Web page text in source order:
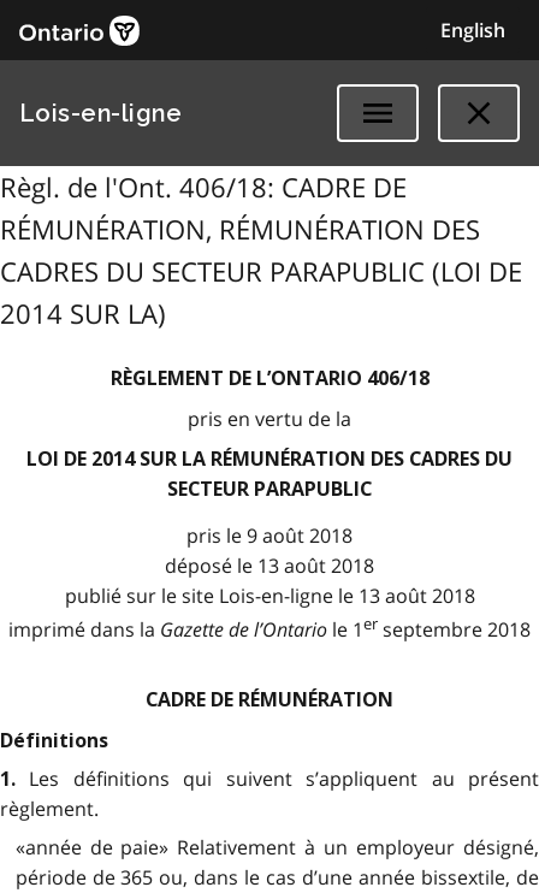
English
Lois-en-ligne
Règl. de l'Ont. 406/18: CADRE DE
RÉMUNÉRATION, RÉMUNÉRATION DES
CADRES DU SECTEUR PARAPUBLIC (LOI DE
2014 SUR LA)
RÈGLEMENT DE L’ONTARIO 406/18
pris en vertu de la
LOI DE 2014 SUR LA RÉMUNÉRATION DES CADRES DU
SECTEUR PARAPUBLIC
pris le 9 août 2018
déposé le 13 août 2018
publié sur le site Lois-en-ligne le 13 août 2018
imprimé dans la Gazette de l’Ontario le 1er septembre 2018
CADRE DE RÉMUNÉRATION
Définitions
1. Les définitions qui suivent s’appliquent au présent
règlement.
«année de paie» Relativement à un employeur désigné,
période de 365 ou, dans le cas d’une année bissextile, de